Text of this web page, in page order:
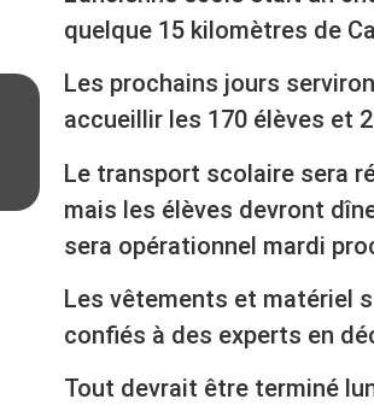
quelque 15 kilomètres de
Les prochains jours
accueillir les 170 élèves et
Le transport scolaire sera
mais les élèves devront
sera opérationnel mardi
Les vêtements et matériel
confiés à des experts en
Tout devrait être terminé